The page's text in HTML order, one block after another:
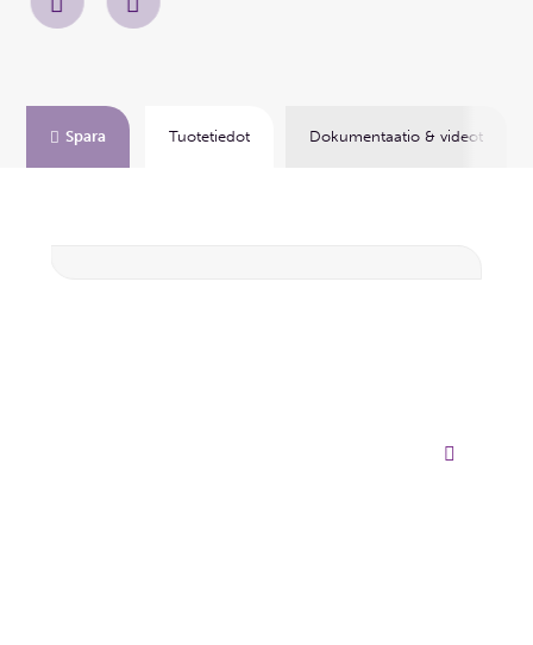
Tuotetiedot Dokumentaatio & videot
Spara